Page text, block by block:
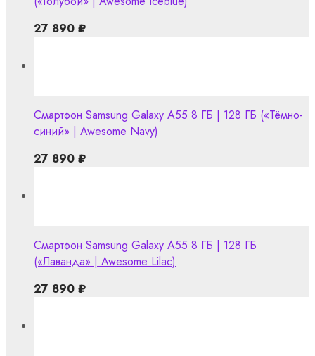
27 890 ₽
Смартфон Samsung Galaxy A55 8 ГБ | 128 ГБ («Тёмно-
синий» | Awesome Navy)
27 890 ₽
Смартфон Samsung Galaxy A55 8 ГБ | 128 ГБ
(«Лаванда» | Awesome Lilac)
27 890 ₽